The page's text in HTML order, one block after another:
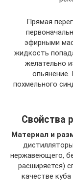
Прямая
эфирными
жидкость
желательно
похмельного
Свойства
Материал и
нержавеющего,
расширяется)
качестве